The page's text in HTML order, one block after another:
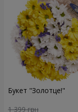
Букет "Золотце!"
1 399 грн